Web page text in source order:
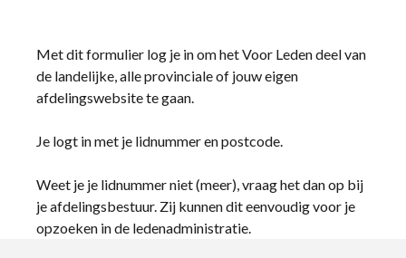
Met dit formulier log je in om het Voor Leden deel van
de landelijke, alle provinciale of jouw eigen
afdelingswebsite te gaan.
Je logt in met je lidnummer en postcode.
Weet je je lidnummer niet (meer), vraag het dan op bij
je afdelingsbestuur. Zij kunnen dit eenvoudig voor je
opzoeken in de ledenadministratie.